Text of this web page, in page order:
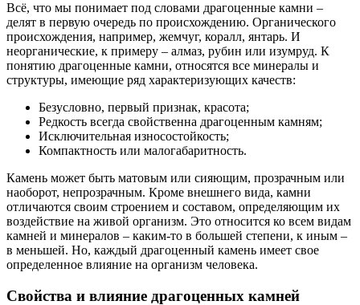
Всё, что мы понимает под словами драгоценные камни –
делят в первую очередь по происхождению. Органического
происхождения, например, жемчуг, коралл, янтарь. И
неорганические, к примеру – алмаз, рубин или изумруд. К
понятию драгоценные камни, относятся все минералы и
структуры, имеющие ряд характеризующих качеств:
Безусловно, первый признак, красота;
Редкость всегда свойственна драгоценным камням;
Исключительная износостойкость;
Компактность или малогабаритность.
Камень может быть матовым или сияющим, прозрачным или
наоборот, непрозрачным. Кроме внешнего вида, камни
отличаются своим строением и составом, определяющим их
воздействие на живой организм. Это относится ко всем видам
камней и минералов – каким-то в большей степени, к иным –
в меньшей. Но, каждый драгоценный камень имеет свое
определенное влияние на организм человека.
Свойства и влияние драгоценных камней